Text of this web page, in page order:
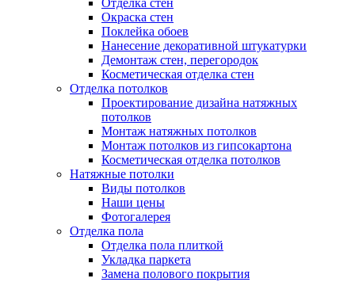
Отделка стен
Окраска стен
Поклейка обоев
Нанесение декоративной штукатурки
Демонтаж стен, перегородок
Косметическая отделка стен
Отделка потолков
Проектирование дизайна натяжных
потолков
Монтаж натяжных потолков
Монтаж потолков из гипсокартона
Косметическая отделка потолков
Натяжные потолки
Виды потолков
Наши цены
Фотогалерея
Отделка пола
Отделка пола плиткой
Укладка паркета
Замена полового покрытия